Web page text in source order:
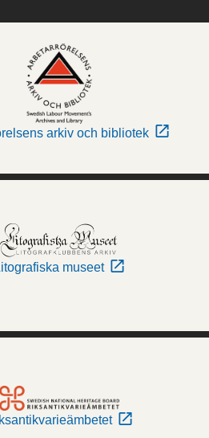
arkiv och bibliotek
museet